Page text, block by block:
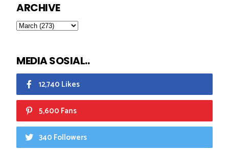
ARCHIVE
MEDIA SOSIAL..
12,740 Likes
5,600 Fans
340 Followers